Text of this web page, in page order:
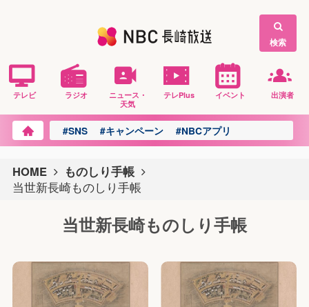
検索
テレビ ラジオ
ニュース・
天気
テレPlus イベント 出演者
#SNS #キャンペーン #NBCアプリ
HOME
ものしり手帳
当世新長崎ものしり手帳
当世新長崎ものしり手帳